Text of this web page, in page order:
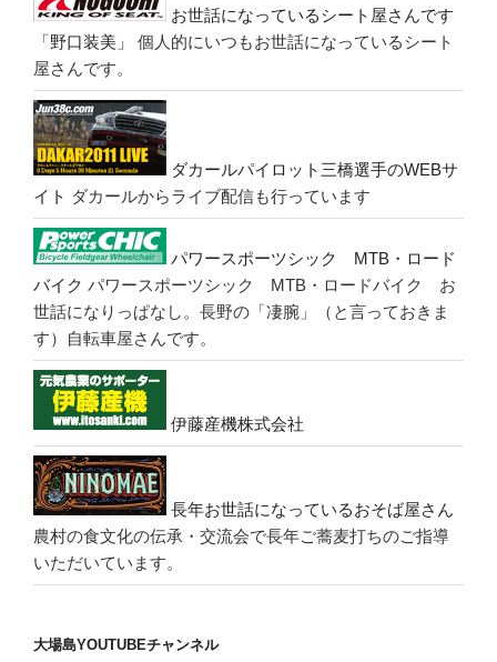
お世話になっているシート屋さんです
「野口装美」
個人的にいつもお世話になっているシート
屋さんです。
ダカールパイロット三橋選手のWEBサ
イト ダカールからライブ配信も行っています
パワースポーツシック MTB・ロード
バイク パワースポーツシック MTB・ロードバイク お
世話になりっぱなし。長野の「凄腕」（と言っておきま
す）自転車屋さんです。
伊藤産機株式会社
長年お世話になっているおそば屋さん
農村の食文化の伝承・交流会で長年ご蕎麦打ちのご指導
いただいています。
大場島YOUTUBEチャンネル